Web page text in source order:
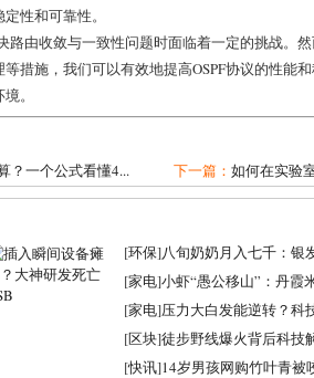
性和可靠性。
路由收敛与一致性问题时面临着一定的挑战。
措施，我们可以有效地提高OSPF协议的性能
。
？一个公式看懂4... 下一篇： 如何在实验
[环保]八旬奶奶月入七千：银
[家电]小虾“愚公移山”：丹霞
[家电]压力大白发能逆转？科
[区块]徒步野线爆火背后科技
[快讯]14岁男孩网购竹叶青被